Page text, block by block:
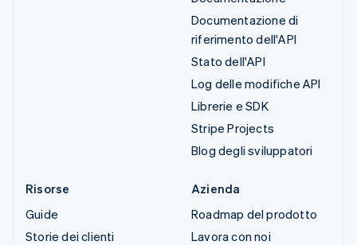
Documentazione di
riferimento dell'API
Stato dell'API
Log delle modifiche API
Librerie e SDK
Stripe Projects
Blog degli sviluppatori
Risorse
Guide
Storie dei clienti
Azienda
Roadmap del prodotto
Lavora con noi